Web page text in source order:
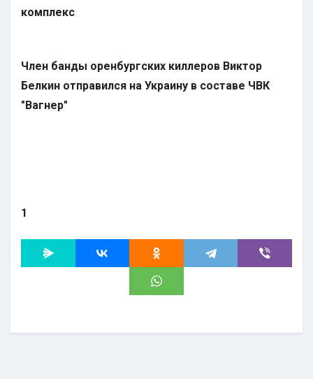
комплекс
Член банды оренбургских киллеров Виктор
Белкин отправился на Украину в составе ЧВК
"Вагнер"
1